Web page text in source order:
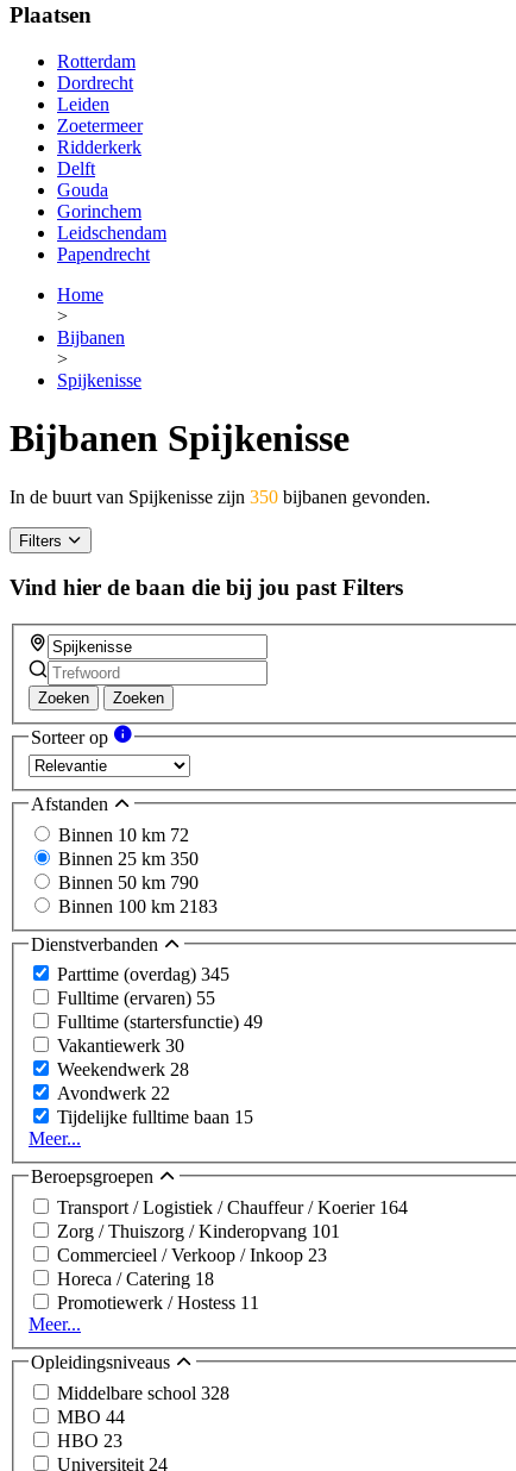
Plaatsen
Rotterdam
Dordrecht
Leiden
Zoetermeer
Ridderkerk
Delft
Gouda
Gorinchem
Leidschendam
Papendrecht
Home
>
Bijbanen
>
Spijkenisse
Bijbanen Spijkenisse
In de buurt van Spijkenisse zijn 350 bijbanen gevonden.
Filters
Vind hier de baan die bij jou past Filters
Zoeken Zoeken
Sorteer op
Afstanden
Binnen 10 km 72
Binnen 25 km 350
Binnen 50 km 790
Binnen 100 km 2183
Dienstverbanden
Parttime (overdag) 345
Fulltime (ervaren) 55
Fulltime (startersfunctie) 49
Vakantiewerk 30
Weekendwerk 28
Avondwerk 22
Tijdelijke fulltime baan 15
Meer...
Beroepsgroepen
Transport / Logistiek / Chauffeur / Koerier 164
Zorg / Thuiszorg / Kinderopvang 101
Commercieel / Verkoop / Inkoop 23
Horeca / Catering 18
Promotiewerk / Hostess 11
Meer...
Opleidingsniveaus
Middelbare school 328
MBO 44
HBO 23
Universiteit 24